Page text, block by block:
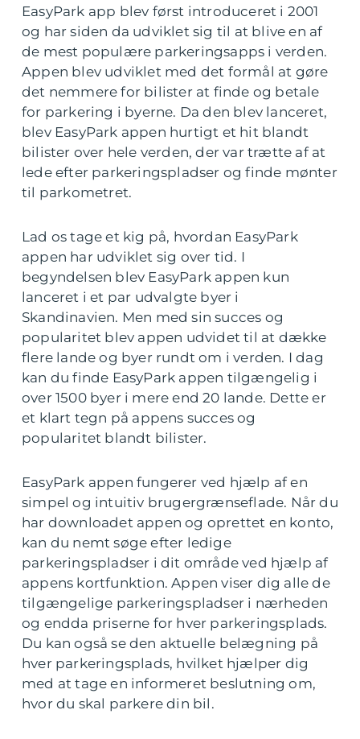
EasyPark app blev først introduceret i 2001
og har siden da udviklet sig til at blive en af
de mest populære parkeringsapps i verden.
Appen blev udviklet med det formål at gøre
det nemmere for bilister at finde og betale
for parkering i byerne. Da den blev lanceret,
blev EasyPark appen hurtigt et hit blandt
bilister over hele verden, der var trætte af at
lede efter parkeringspladser og finde mønter
til parkometret.
Lad os tage et kig på, hvordan EasyPark
appen har udviklet sig over tid. I
begyndelsen blev EasyPark appen kun
lanceret i et par udvalgte byer i
Skandinavien. Men med sin succes og
popularitet blev appen udvidet til at dække
flere lande og byer rundt om i verden. I dag
kan du finde EasyPark appen tilgængelig i
over 1500 byer i mere end 20 lande. Dette er
et klart tegn på appens succes og
popularitet blandt bilister.
EasyPark appen fungerer ved hjælp af en
simpel og intuitiv brugergrænseflade. Når du
har downloadet appen og oprettet en konto,
kan du nemt søge efter ledige
parkeringspladser i dit område ved hjælp af
appens kortfunktion. Appen viser dig alle de
tilgængelige parkeringspladser i nærheden
og endda priserne for hver parkeringsplads.
Du kan også se den aktuelle belægning på
hver parkeringsplads, hvilket hjælper dig
med at tage en informeret beslutning om,
hvor du skal parkere din bil.